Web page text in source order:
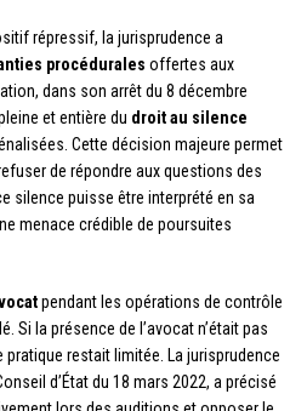
répressif, la jurisprudence a
procédurales offertes aux
dans son arrêt du 8 décembre
et entière du droit au silence
Cette décision majeure permet
de répondre aux questions des
silence puisse être interprété en sa
menace crédible de poursuites
pendant les opérations de contrôle
Si la présence de l’avocat n’était pas
restait limitée. La jurisprudence
d’État du 18 mars 2022, a précisé